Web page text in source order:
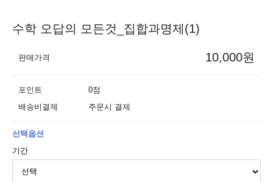
수학 오답의 모든것_집합과명제(1)
판매가격 10,000원
포인트
0점
배송비결제
주문시 결제
선택옵션
기간